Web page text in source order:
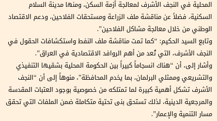
المحلية في النجف الأشرف لمعالجة أزمة السكن، ومنها مدينة السلام
السكنية، فضلاً عن مناقشة ملف الزراعة ومستحقات الفلاحين، ودعم الاقتصاد
الوطني من خلال معالجة مشاكل الفلاحين”.
وتابع السيد الحكيم: “كما تمت مناقشة ملف النفط واستكشافات الحقول في
النجف الأشرف، التي تُعد من أهم الروافد الاقتصادية في العراق”.
وأشار إلى، أن “هناك انسجاماً كبيراً بين الحكومة المحلية بشقيها التنفيذي
والتشريعي وممثلي البرلمان، بما يخدم المحافظة”، منوهاً إلى أن “النجف
الأشرف تشكل أهمية كبيرة لما تمتلكه من خصوصية بوجود العتبات المقدسة
والمرجعية الدينية، لذلك تستحق بنى تحتية متكاملة ضمن الملفات التي تحقق
مسار التنمية والإعمار”.